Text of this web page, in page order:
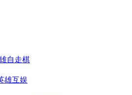
自走棋
雄互娱